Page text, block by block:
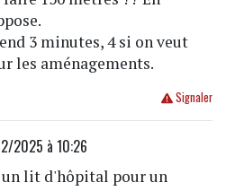
3 minutes, 4 si on veut
les aménagements.
Signaler
2025 à 10:26
lit d'hôpital pour un